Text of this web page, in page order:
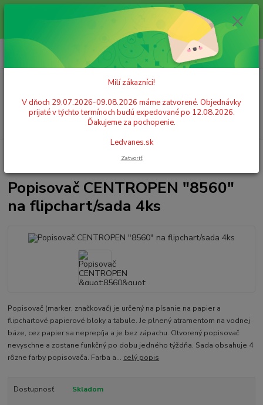
Milí zákazníci! V dňoch 29.07.2026-09.08.2026 máme zatvorené.
Objednávky prijaté v týchto termínoch budú expedované po 12.08.2026.
Ďakujeme za pochopenie. Ledvanes.sk
+421 908 755 958
Po. - Pia. od 9:00 hod. - 16:00 hod.
za0,00 EUR
Popisovač CENTROPEN "8560" na flipchart/sada 4ks
Popisovač CENTROPEN "8560"
na flipchart/sada 4ks
Popisovač (marker, značkovač) je určený na písanie na papier a
flipchartové papierové bloky a tabule. Je plnený atramentom na vodnej
báze, cez papier sa neprepíja a je bez zápachu. Otvorený popisovač
nevyschne a zostane funkčný po dobu jedného týždňa. Sada obsahuje 4
rôzne farby popisovača. Farba a... celý popis
Dostupnosť Skladom
Milí zákazníci!
V dňoch 29.07.2026-09.08.2026 máme zatvorené. Objednávky
prijaté v týchto termínoch budú expedované po 12.08.2026.
Ďakujeme za pochopenie.
Ledvanes.sk
Zatvoriť